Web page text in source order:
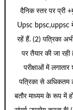
दैनिक स्तर पर प्री
Upsc bpsc,uppsc
रहें हैं. (2) पत्रिका
पर तैयार की जा
परीक्षाओं में लगातार
पत्रिका से अधिकतम
बतौर माध्यम के रूप में